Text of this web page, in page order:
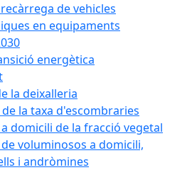
de vehicles
en equipaments
energètica
la deixalleria
la taxa d'escombraries
domicili de la fracció vegetal
voluminosos a domicili,
i andròmines